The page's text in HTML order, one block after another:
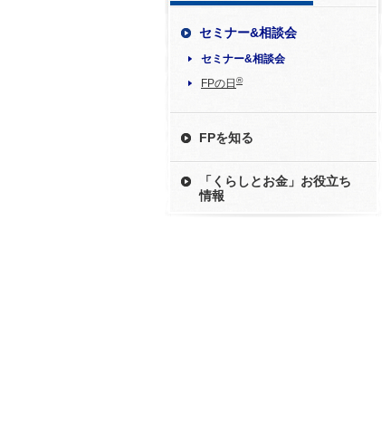
セミナー&相談会
セミナー&相談会
FPの日 ®
FPを知る
「くらしとお金」お役立ち
情報